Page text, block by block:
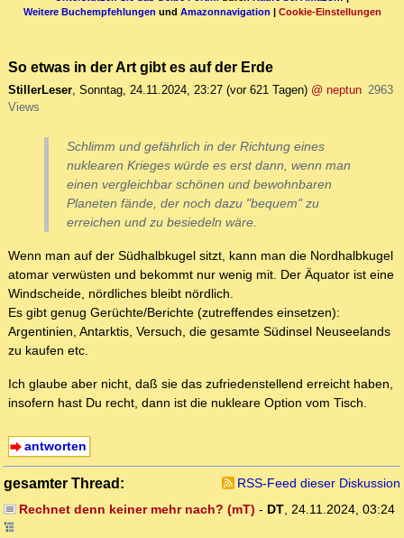
Weitere Buchempfehlungen und Amazonnavigation | Cookie-Einstellungen
So etwas in der Art gibt es auf der Erde
StillerLeser, Sonntag, 24.11.2024, 23:27 (vor 621 Tagen) @ neptun 2963
Views
Schlimm und gefährlich in der Richtung eines
nuklearen Krieges würde es erst dann, wenn man
einen vergleichbar schönen und bewohnbaren
Planeten fände, der noch dazu "bequem" zu
erreichen und zu besiedeln wäre.
Wenn man auf der Südhalbkugel sitzt, kann man die Nordhalbkugel
atomar verwüsten und bekommt nur wenig mit. Der Äquator ist eine
Windscheide, nördliches bleibt nördlich.
Es gibt genug Gerüchte/Berichte (zutreffendes einsetzen):
Argentinien, Antarktis, Versuch, die gesamte Südinsel Neuseelands
zu kaufen etc.
Ich glaube aber nicht, daß sie das zufriedenstellend erreicht haben,
insofern hast Du recht, dann ist die nukleare Option vom Tisch.
antworten
gesamter Thread:
RSS-Feed dieser Diskussion
Rechnet denn keiner mehr nach? (mT) - DT, 24.11.2024, 03:24